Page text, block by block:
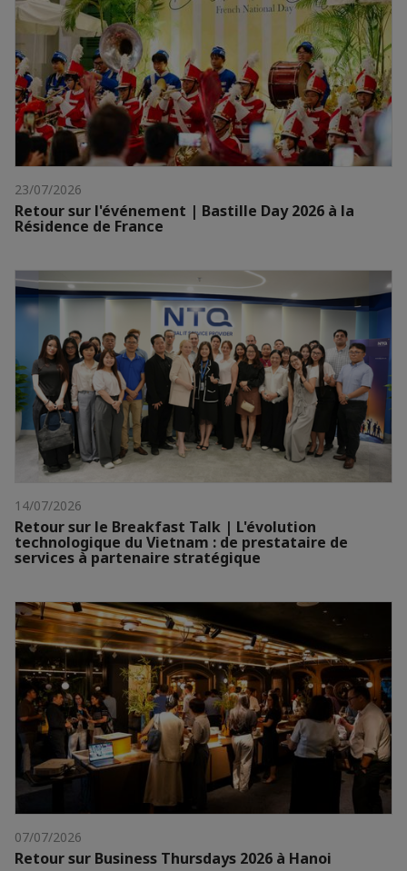
23/07/2026
Retour sur l'événement | Bastille Day 2026 à la
Résidence de France
14/07/2026
Retour sur le Breakfast Talk | L'évolution
technologique du Vietnam : de prestataire de
services à partenaire stratégique
07/07/2026
Retour sur Business Thursdays 2026 à Hanoi